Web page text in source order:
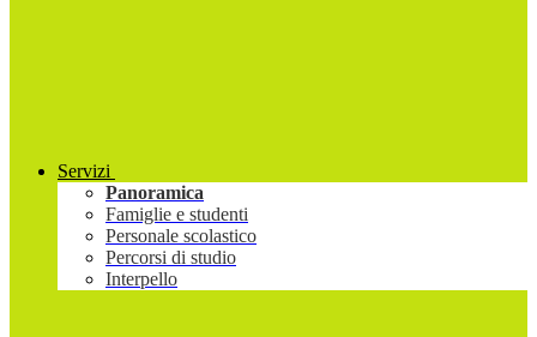
Servizi
Panoramica
Famiglie e studenti
Personale scolastico
Percorsi di studio
Interpello